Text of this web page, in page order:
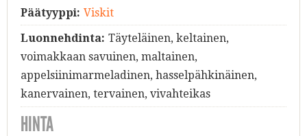
Päätyyppi: Viskit
Luonnehdinta: Täyteläinen, keltainen,
voimakkaan savuinen, maltainen,
appelsiinimarmeladinen, hasselpähkinäinen,
kanervainen, tervainen, vivahteikas
HINTA